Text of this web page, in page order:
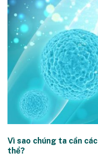
Vì sao chúng ta cần
thể?